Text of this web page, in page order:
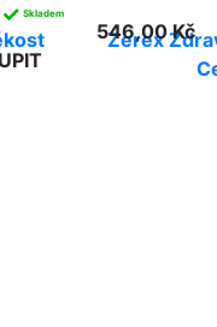
✓ Skladem
Zerex
546,00 Kč